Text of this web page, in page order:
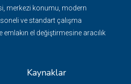
merkezi konumu, modern
ve standart çalışma
el değiştirmesine aracılık
Kaynaklar